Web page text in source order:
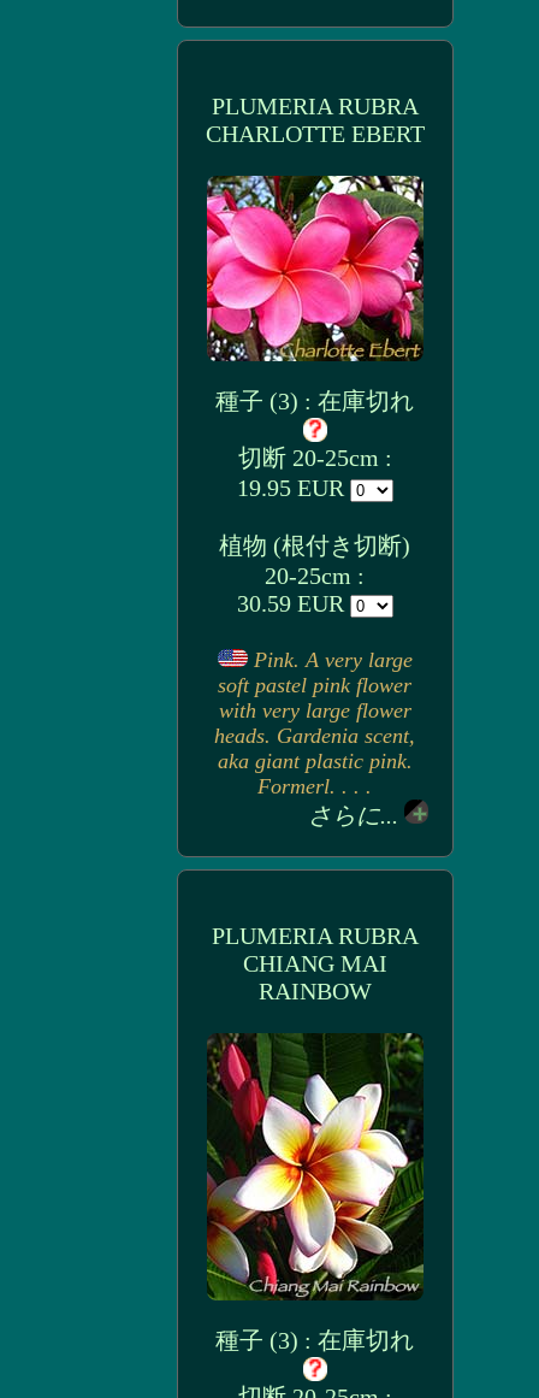
PLUMERIA RUBRA
CHARLOTTE EBERT
種子 (3) : 在庫切れ
切断 20-25cm :
19.95 EUR
植物 (根付き切断)
20-25cm :
30.59 EUR
Pink. A very large
soft pastel pink flower
with very large flower
heads. Gardenia scent,
aka giant plastic pink.
Formerl. . . .
さらに...
PLUMERIA RUBRA
CHIANG MAI
RAINBOW
種子 (3) : 在庫切れ